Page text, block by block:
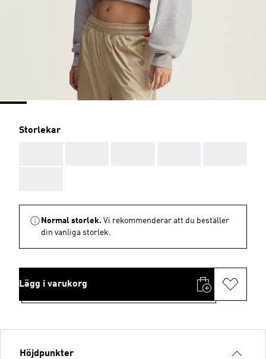
Storlekar
Normal storlek. Vi rekommenderar att du beställer
din vanliga storlek.
Lägg i varukorg
Höjdpunkter